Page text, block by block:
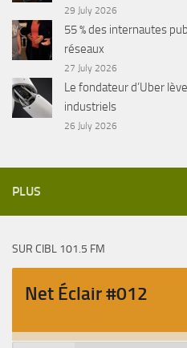
29 July 2026
55 % des internautes
réseaux
27 July 2026
Le fondateur d’Uber
industriels
26 July 2026
PLUS
SUR CIBL 101.5 FM
Net Éclair #012